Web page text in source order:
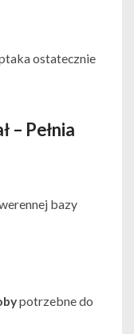
ostatecznie
– Pełnia
bazy
potrzebne do